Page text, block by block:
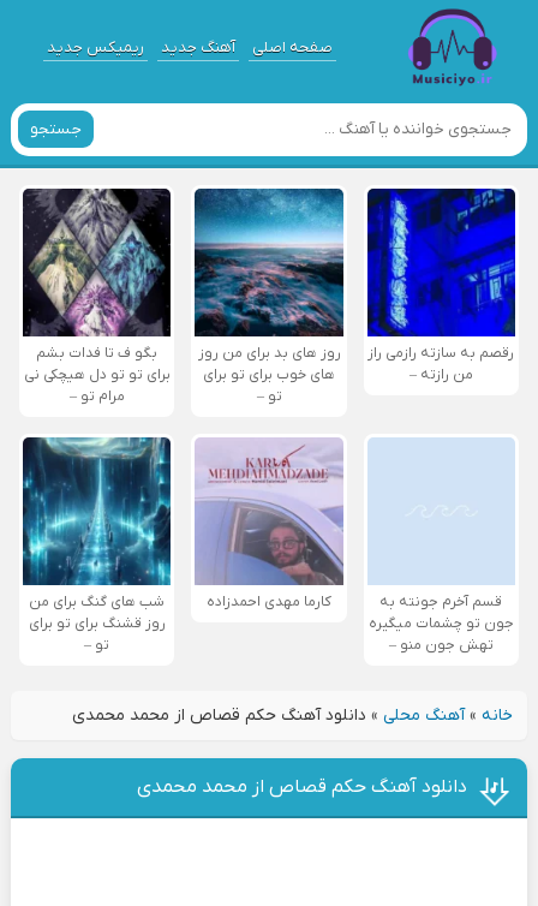
صفحه اصلی آهنگ جدید ریمیکس جدید
جستجو
رقصم به سازته رازمی راز
من رازته –
روز های بد برای من روز
های خوب برای تو برای
تو –
بگو ف تا فدات بشم
برای تو تو دل هیچکی نی
مرام تو –
قسم آخرم جونته به
جون تو چشمات میگیره
تهش جون منو –
کارما مهدی احمدزاده
شب های گنگ برای من
روز قشنگ برای تو برای
تو –
خانه»آهنگ محلی» دانلود آهنگ حکم قصاص از محمد محمدی
دانلود آهنگ حکم قصاص از محمد محمدی